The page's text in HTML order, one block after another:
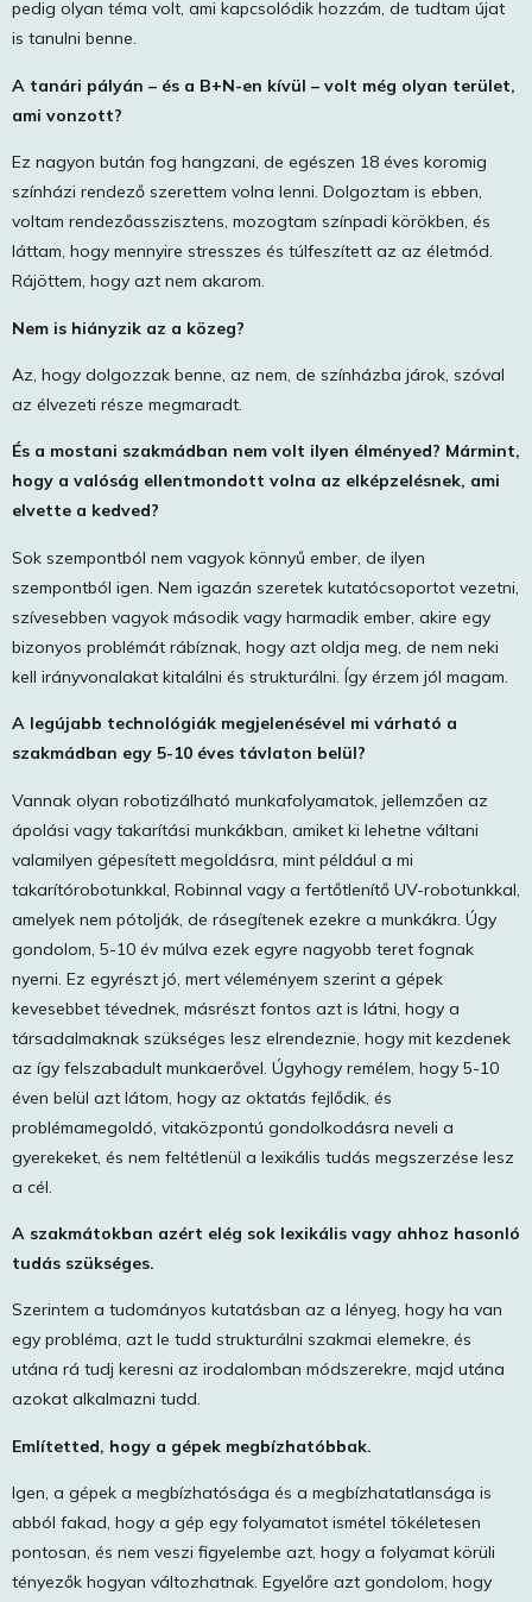
pedig olyan téma volt, ami kapcsolódik hozzám, de tudtam újat
is tanulni benne.
A tanári pályán – és a B+N-en kívül – volt még olyan terület,
ami vonzott?
Ez nagyon bután fog hangzani, de egészen 18 éves koromig
színházi rendező szerettem volna lenni. Dolgoztam is ebben,
voltam rendezőasszisztens, mozogtam színpadi körökben, és
láttam, hogy mennyire stresszes és túlfeszített az az életmód.
Rájöttem, hogy azt nem akarom.
Nem is hiányzik az a közeg?
Az, hogy dolgozzak benne, az nem, de színházba járok, szóval
az élvezeti része megmaradt.
És a mostani szakmádban nem volt ilyen élményed? Mármint,
hogy a valóság ellentmondott volna az elképzelésnek, ami
elvette a kedved?
Sok szempontból nem vagyok könnyű ember, de ilyen
szempontból igen. Nem igazán szeretek kutatócsoportot vezetni,
szívesebben vagyok második vagy harmadik ember, akire egy
bizonyos problémát rábíznak, hogy azt oldja meg, de nem neki
kell irányvonalakat kitalálni és strukturálni. Így érzem jól magam.
A legújabb technológiák megjelenésével mi várható a
szakmádban egy 5-10 éves távlaton belül?
Vannak olyan robotizálható munkafolyamatok, jellemzően az
ápolási vagy takarítási munkákban, amiket ki lehetne váltani
valamilyen gépesített megoldásra, mint például a mi
takarítórobotunkkal, Robinnal vagy a fertőtlenítő UV-robotunkkal,
amelyek nem pótolják, de rásegítenek ezekre a munkákra. Úgy
gondolom, 5-10 év múlva ezek egyre nagyobb teret fognak
nyerni. Ez egyrészt jó, mert véleményem szerint a gépek
kevesebbet tévednek, másrészt fontos azt is látni, hogy a
társadalmaknak szükséges lesz elrendeznie, hogy mit kezdenek
az így felszabadult munkaerővel. Úgyhogy remélem, hogy 5-10
éven belül azt látom, hogy az oktatás fejlődik, és
problémamegoldó, vitaközpontú gondolkodásra neveli a
gyerekeket, és nem feltétlenül a lexikális tudás megszerzése lesz
a cél.
A szakmátokban azért elég sok lexikális vagy ahhoz hasonló
tudás szükséges.
Szerintem a tudományos kutatásban az a lényeg, hogy ha van
egy probléma, azt le tudd strukturálni szakmai elemekre, és
utána rá tudj keresni az irodalomban módszerekre, majd utána
azokat alkalmazni tudd.
Említetted, hogy a gépek megbízhatóbbak.
Igen, a gépek a megbízhatósága és a megbízhatatlansága is
abból fakad, hogy a gép egy folyamatot ismétel tökéletesen
pontosan, és nem veszi figyelembe azt, hogy a folyamat körüli
tényezők hogyan változhatnak. Egyelőre azt gondolom, hogy